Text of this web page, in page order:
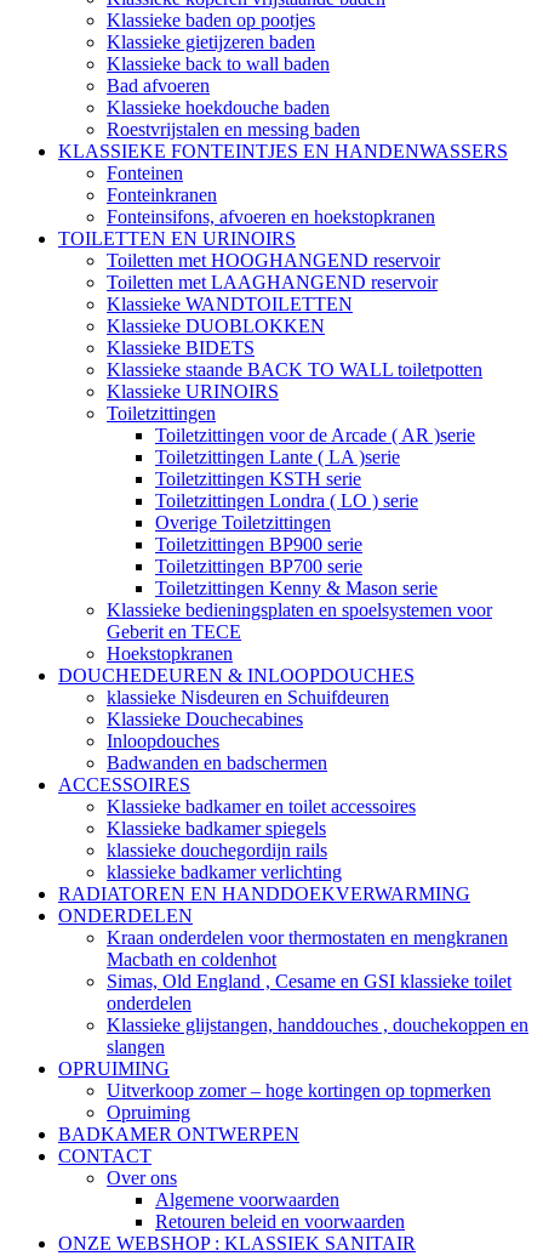
Klassieke baden op pootjes
Klassieke gietijzeren baden
Klassieke back to wall baden
Bad afvoeren
Klassieke hoekdouche baden
Roestvrijstalen en messing baden
KLASSIEKE FONTEINTJES EN HANDENWASSERS
Fonteinen
Fonteinkranen
Fonteinsifons, afvoeren en hoekstopkranen
TOILETTEN EN URINOIRS
Toiletten met HOOGHANGEND reservoir
Toiletten met LAAGHANGEND reservoir
Klassieke WANDTOILETTEN
Klassieke DUOBLOKKEN
Klassieke BIDETS
Klassieke staande BACK TO WALL toiletpotten
Klassieke URINOIRS
Toiletzittingen
Toiletzittingen voor de Arcade ( AR )serie
Toiletzittingen Lante ( LA )serie
Toiletzittingen KSTH serie
Toiletzittingen Londra ( LO ) serie
Overige Toiletzittingen
Toiletzittingen BP900 serie
Toiletzittingen BP700 serie
Toiletzittingen Kenny & Mason serie
Klassieke bedieningsplaten en spoelsystemen voor
Geberit en TECE
Hoekstopkranen
DOUCHEDEUREN & INLOOPDOUCHES
klassieke Nisdeuren en Schuifdeuren
Klassieke Douchecabines
Inloopdouches
Badwanden en badschermen
ACCESSOIRES
Klassieke badkamer en toilet accessoires
Klassieke badkamer spiegels
klassieke douchegordijn rails
klassieke badkamer verlichting
RADIATOREN EN HANDDOEKVERWARMING
ONDERDELEN
Kraan onderdelen voor thermostaten en mengkranen
Macbath en coldenhot
Simas, Old England , Cesame en GSI klassieke toilet
onderdelen
Klassieke glijstangen, handdouches , douchekoppen en
slangen
OPRUIMING
Uitverkoop zomer – hoge kortingen op topmerken
Opruiming
BADKAMER ONTWERPEN
CONTACT
Over ons
Algemene voorwaarden
Retouren beleid en voorwaarden
ONZE WEBSHOP : KLASSIEK SANITAIR